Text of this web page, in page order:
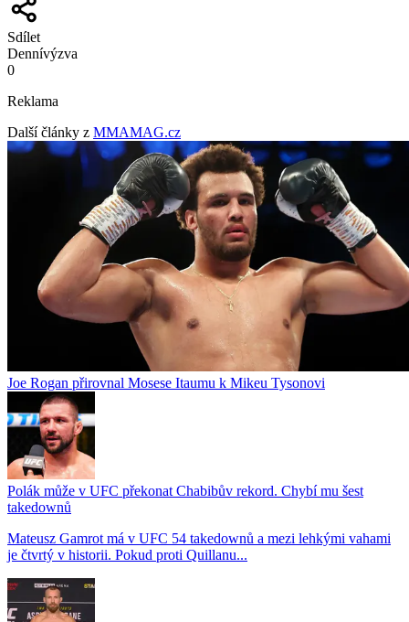
Sdílet
Dennívýzva
0
Reklama
Další články z MMAMAG.cz
Joe Rogan přirovnal Mosese Itaumu k Mikeu Tysonovi
Polák může v UFC překonat Chabibův rekord. Chybí mu šest
takedownů
Mateusz Gamrot má v UFC 54 takedownů a mezi lehkými vahami
je čtvrtý v historii. Pokud proti Quillanu...